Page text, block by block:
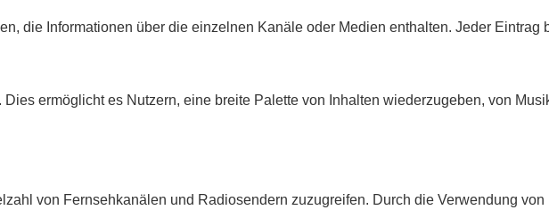
die Informationen über die einzelnen Kanäle oder Medien enthalten. Jeder
. Dies ermöglicht es Nutzern, eine breite Palette von Inhalten wiederzugeben, von
von Fernsehkanälen und Radiosendern zuzugreifen. Durch die Verwendung